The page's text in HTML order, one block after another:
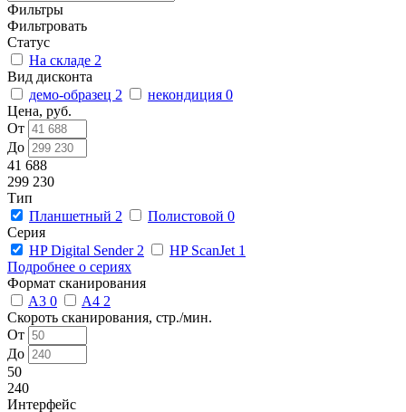
Фильтры
Фильтровать
Статус
На складе 2
Вид дисконта
демо-образец 2 некондиция 0
Цена, руб.
От
До
41 688
299 230
Тип
Планшетный 2 Полистовой 0
Серия
HP Digital Sender 2 HP ScanJet 1
Подробнее о сериях
Формат сканирования
A3 0 A4 2
Скороть сканирования, стр./мин.
От
До
50
240
Интерфейс